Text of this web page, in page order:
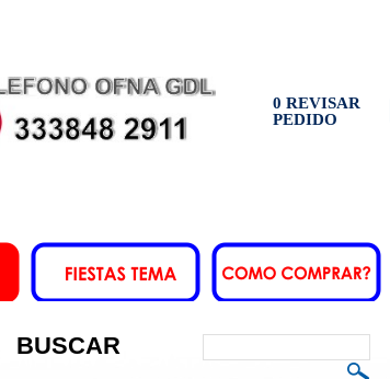
0 REVISAR
PEDIDO
BUSCAR